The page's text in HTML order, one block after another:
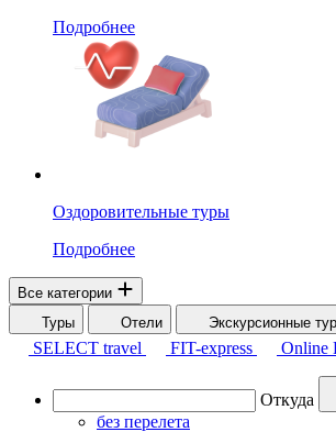
Подробнее
Оздоровительные туры
Подробнее
Все категории
Туры
Отели Экскурсионные
SELECT travel
FIT-express Online
Откуда
без перелета